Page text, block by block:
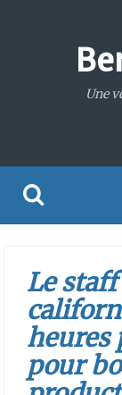
Une
Le
heures
pour